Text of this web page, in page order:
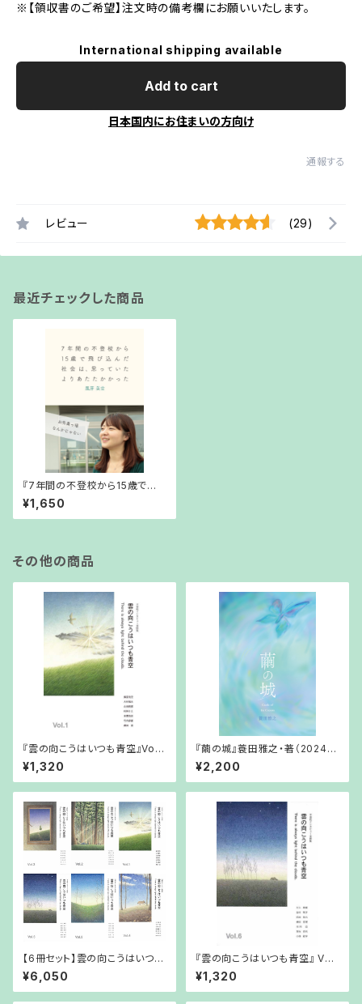
※【領収書のご希望】注文時の備考欄にお願いいたします。
International shipping available
Add to cart
日本国内にお住まいの方向け
通報する
レビュー (29)
最近チェックした商品
『7年間の不登校から15歳で飛
び込んだ社会は、思っていたより
あたたかかった』風芽美空・著（2
023年3月25日発行）
¥1,650
その他の商品
『雲の向こうはいつも青空』Vol.1
（2019年3月1日発行）
¥1,320
『繭の城』蓑田雅之・著（2024年
4月18日発行）
¥2,200
【6冊セット】雲の向こうはいつも
青空 Vol.1〜Vol6
¥6,050
『雲の向こうはいつも青空』 Vol.
6 （2021年10月1日発行）
¥1,320